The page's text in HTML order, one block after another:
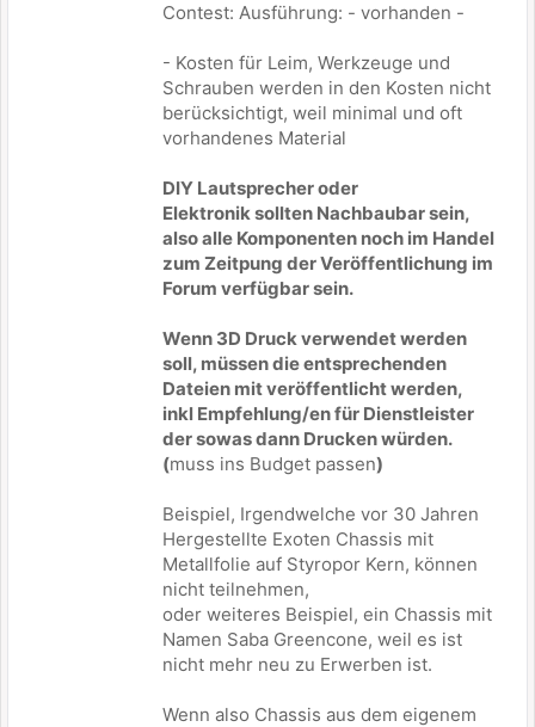
Contest: Ausführung: - vorhanden -
- Kosten für Leim, Werkzeuge und
Schrauben werden in den Kosten nicht
berücksichtigt, weil minimal und oft
vorhandenes Material
DIY Lautsprecher oder
Elektronik sollten Nachbaubar sein,
also alle Komponenten noch im Handel
zum Zeitpung der Veröffentlichung im
Forum verfügbar sein.
Wenn 3D Druck verwendet werden
soll, müssen die entsprechenden
Dateien mit veröffentlicht werden,
inkl Empfehlung/en für Dienstleister
der sowas dann Drucken würden.
(muss ins Budget passen)
Beispiel, Irgendwelche vor 30 Jahren
Hergestellte Exoten Chassis mit
Metallfolie auf Styropor Kern, können
nicht teilnehmen,
oder weiteres Beispiel, ein Chassis mit
Namen Saba Greencone, weil es ist
nicht mehr neu zu Erwerben ist.
Wenn also Chassis aus dem eigenem